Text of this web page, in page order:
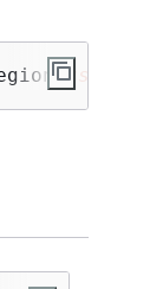
us-east-1